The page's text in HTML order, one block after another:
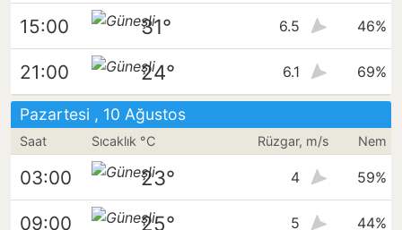
15:00 31° 6.5 46%
21:00 24° 6.1 69%
Pazartesi , 10 Ağustos
Saat Sıcaklık °C Rüzgar, m/s Nem
03:00 23° 4 59%
09:00 25° 5 44%